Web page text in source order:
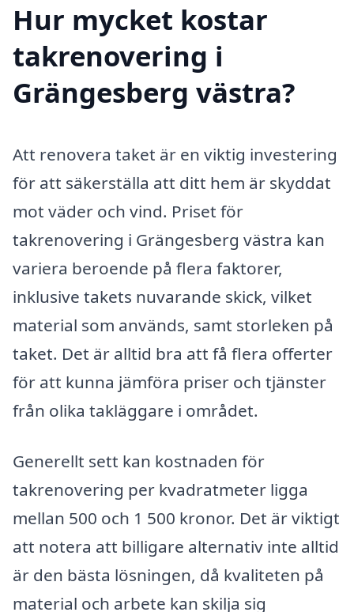
Hur mycket kostar
takrenovering i
Grängesberg västra?
Att renovera taket är en viktig investering
för att säkerställa att ditt hem är skyddat
mot väder och vind. Priset för
takrenovering i Grängesberg västra kan
variera beroende på flera faktorer,
inklusive takets nuvarande skick, vilket
material som används, samt storleken på
taket. Det är alltid bra att få flera offerter
för att kunna jämföra priser och tjänster
från olika takläggare i området.
Generellt sett kan kostnaden för
takrenovering per kvadratmeter ligga
mellan 500 och 1 500 kronor. Det är viktigt
att notera att billigare alternativ inte alltid
är den bästa lösningen, då kvaliteten på
material och arbete kan skilja sig